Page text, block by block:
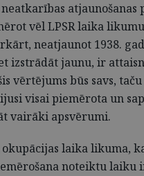
vēl LPSR laika
neatjaunot 1938.
izstrādāt jaunu, ir
vērtējums būs savs,
visai piemērota un
vairāki apsvērumi.
laika likuma,
noteiktu laiku